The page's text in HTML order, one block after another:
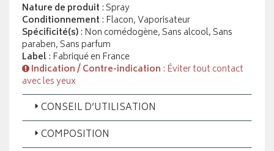
Nature de produit : Spray
Conditionnement : Flacon, Vaporisateur
Spécificité(s): Non comédogène, Sans alcool, Sans
paraben, Sans parfum
Label: Fabriqué en France
Indication / Contre-indication : Éviter tout contact
avec les yeux
CONSEIL D’UTILISATION
COMPOSITION